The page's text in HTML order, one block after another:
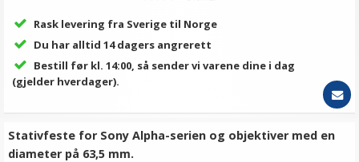
Rask levering fra Sverige til Norge
Du har alltid 14 dagers angrerett
Bestill før kl. 14:00, så sender vi varene dine i dag
(gjelder hverdager).
Stativfeste for Sony Alpha-serien og objektiver med en
diameter på 63,5 mm.